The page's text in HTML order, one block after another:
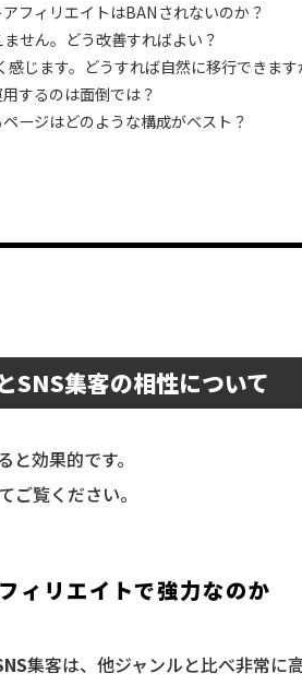
フィリエイトはBANされないのか？
せん。どう改善すればよい？
感じます。どうすれば自然に移行できます
するのは面倒では？
ージはどのような構成がベスト？
SNS集客の相性について
効果的です。
ご覧ください。
ィリエイトで強力なのか
集客は、他ジャンルと比べ非常に